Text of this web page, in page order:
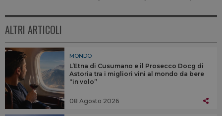
ALTRI ARTICOLI
MONDO
L’Etna di Cusumano e il Prosecco Docg di
Astoria tra i migliori vini al mondo da bere
“in volo”
08 Agosto 2026